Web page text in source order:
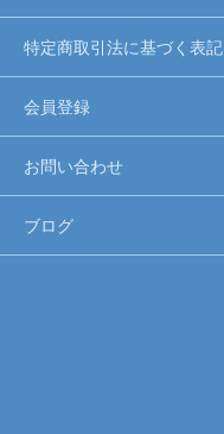
特定商取引法に基づく表記
会員登録
お問い合わせ
ブログ